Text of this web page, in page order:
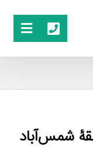
شمس‌آباد